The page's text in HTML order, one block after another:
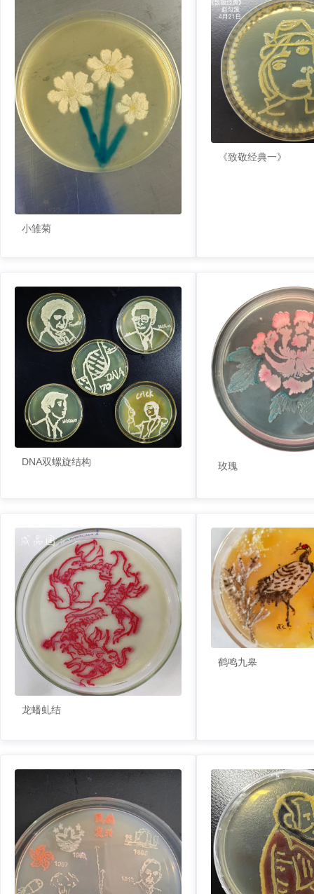
小雏菊
《致敬经典一》
DNA双螺旋结构 玫瑰
龙蟠虬结
鹤鸣九皋